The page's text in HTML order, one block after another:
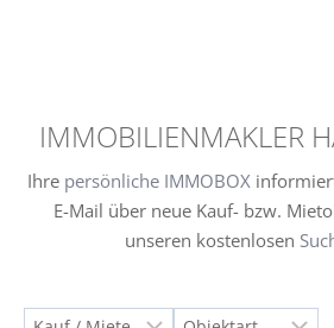
IMMOBILIENMAKLER
Ihre persönliche IMMOBOX
E-Mail über neue Kauf- bzw.
unseren kostenlosen